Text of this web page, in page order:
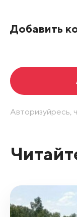
Добавить
Авторизуйресь,